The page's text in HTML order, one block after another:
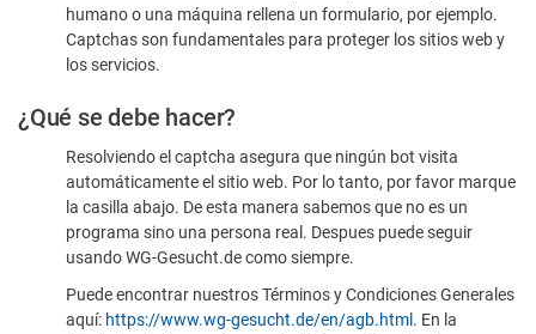
humano
humano o una máquina rellena un formulario, por ejemplo.
Captchas son fundamentales para proteger los sitios web y
los servicios.
¿Qué se debe hacer?
Resolviendo el captcha asegura que ningún bot visita
automáticamente el sitio web. Por lo tanto, por favor marque
la casilla abajo. De esta manera sabemos que no es un
programa sino una persona real. Despues puede seguir
usando WG-Gesucht.de como siempre.
Puede encontrar nuestros Términos y Condiciones Generales
aquí: https://www.wg-gesucht.de/en/agb.html . En la